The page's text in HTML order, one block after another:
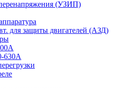
(УЗИП)
для защиты двигателей (АЗД)
630A